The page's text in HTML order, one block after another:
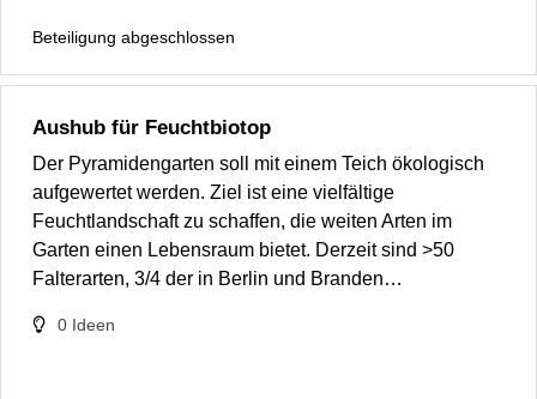
Beteiligung abgeschlossen
Aushub für Feuchtbiotop
Der Pyramidengarten soll mit einem Teich ökologisch
aufgewertet werden. Ziel ist eine vielfältige
Feuchtlandschaft zu schaffen, die weiten Arten im
Garten einen Lebensraum bietet. Derzeit sind >50
Falterarten, 3/4 der in Berlin und Branden…
0 Ideen